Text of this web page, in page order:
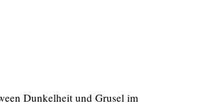
Dunkelheit und Grusel im